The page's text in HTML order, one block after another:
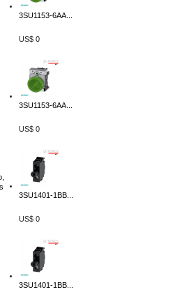
3SU1153-6AA...
US$ 0
3SU1153-6AA...
US$ 0
3SU1401-1BB...
US$ 0
3SU1401-1BB...